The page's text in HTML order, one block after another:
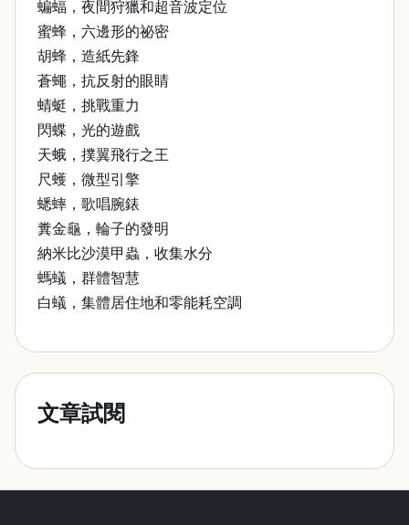
蝙蝠，夜間狩獵和超音波定位
蜜蜂，六邊形的祕密
胡蜂，造紙先鋒
蒼蠅，抗反射的眼睛
蜻蜓，挑戰重力
閃蝶，光的遊戲
天蛾，撲翼飛行之王
尺蠖，微型引擎
蟋蟀，歌唱腕錶
糞金龜，輪子的發明
納米比沙漠甲蟲，收集水分
螞蟻，群體智慧
白蟻，集體居住地和零能耗空調
文章試閱